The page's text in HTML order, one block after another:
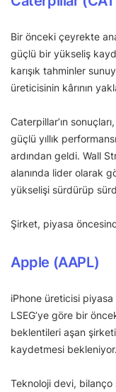
Bir önceki çeyrekte
güçlü bir yükseliş
karışık tahminler
üreticisinin kârının
Caterpillar’ın
güçlü yıllık
ardından geldi. Wall
alanında lider olarak
yükselişi sürdürüp
Şirket, piyasa
Apple (AAPL)
iPhone üreticisi piyasa
LSEG’ye göre bir
beklentileri aşan
kaydetmesi bekleniyor.
Teknoloji devi, bilanço